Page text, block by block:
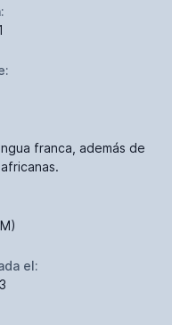
franca, además de
el: